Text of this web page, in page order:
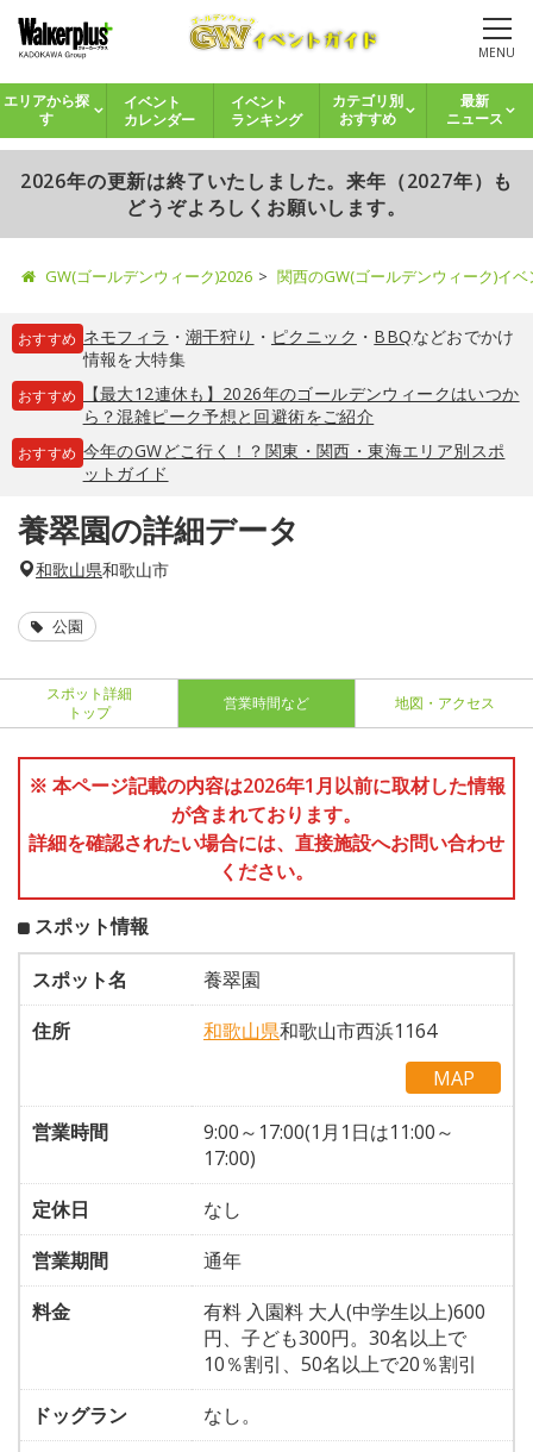
MENU
エリアから探
す
イベント
カレンダー
イベント
ランキング
カテゴリ別
おすすめ
最新
ニュース
2026年の更新は終了いたしました。来年（2027年）も
どうぞよろしくお願いします。
GW(ゴールデンウィーク)2026 関西のGW(ゴールデンウィーク)イ
おすすめ ネモフィラ ・ 潮干狩り ・ ピクニック ・ BBQなどおでかけ
情報を大特集
おすすめ
【最大12連休も】2026年のゴールデンウィークはいつか
ら？混雑ピーク予想と回避術をご紹介
おすすめ 今年のGWどこ行く！？関東・関西・東海エリア別スポ
ットガイド
養翠園の詳細データ
和歌山県和歌山市
公園
スポット詳細
トップ
営業時間など 地図・アクセス
※ 本ページ記載の内容は2026年1月以前に取材した情報
が含まれております。
詳細を確認されたい場合には、直接施設へお問い合わせ
ください。
スポット情報
スポット名
養翠園
住所
和歌山県和歌山市西浜1164
MAP
営業時間
9:00～17:00(1月1日は11:00～
17:00)
定休日
なし
営業期間
通年
料金
有料 入園料 大人(中学生以上)600
円、子ども300円。30名以上で
10％割引、50名以上で20％割引
ドッグラン
なし。